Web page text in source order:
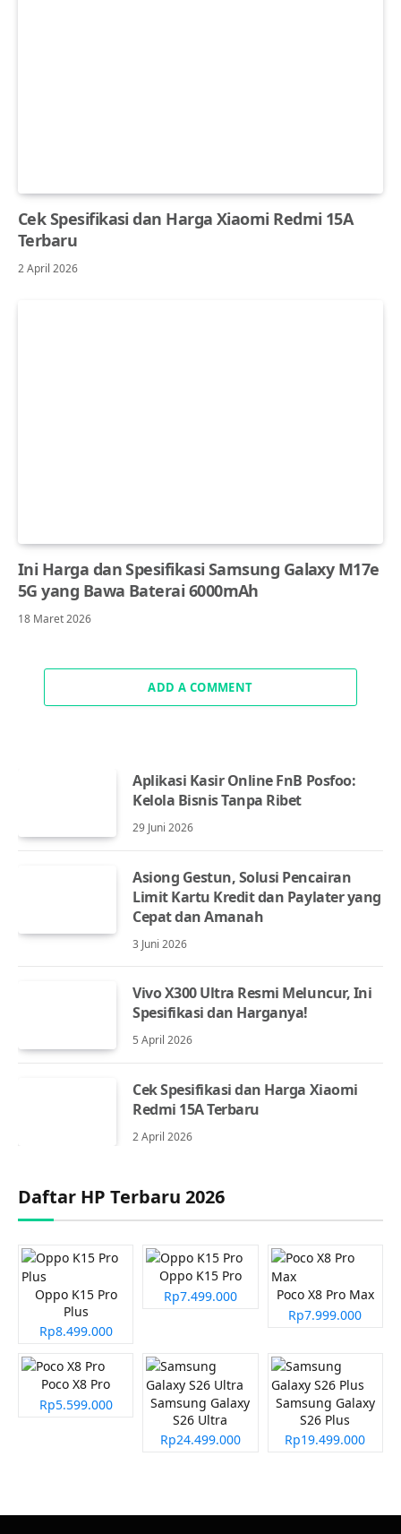
Cek Spesifikasi dan Harga Xiaomi Redmi 15A
Terbaru
2 April 2026
Ini Harga dan Spesifikasi Samsung Galaxy M17e
5G yang Bawa Baterai 6000mAh
18 Maret 2026
ADD A COMMENT
Aplikasi Kasir Online FnB Posfoo:
Kelola Bisnis Tanpa Ribet
29 Juni 2026
Asiong Gestun, Solusi Pencairan
Limit Kartu Kredit dan Paylater yang
Cepat dan Amanah
3 Juni 2026
Vivo X300 Ultra Resmi Meluncur, Ini
Spesifikasi dan Harganya!
5 April 2026
Cek Spesifikasi dan Harga Xiaomi
Redmi 15A Terbaru
2 April 2026
Daftar HP Terbaru 2026
Oppo K15 Pro
Plus
Rp8.499.000
Oppo K15 Pro
Rp7.499.000
Poco X8 Pro Max
Rp7.999.000
Poco X8 Pro
Rp5.599.000
Samsung Galaxy
S26 Ultra
Rp24.499.000
Samsung Galaxy
S26 Plus
Rp19.499.000